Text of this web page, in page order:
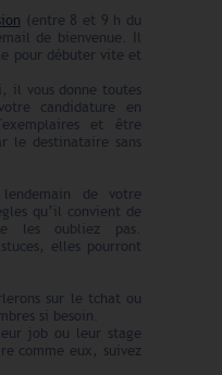
(entre 8 et 9 h du
de bienvenue. Il
pour débuter vite et
il vous donne toutes
candidature en
et être
le destinataire sans
de votre
qu’il convient de
les oubliez pas.
elles pourront
sur le tchat ou
si besoin.
job ou leur stage
comme eux, suivez